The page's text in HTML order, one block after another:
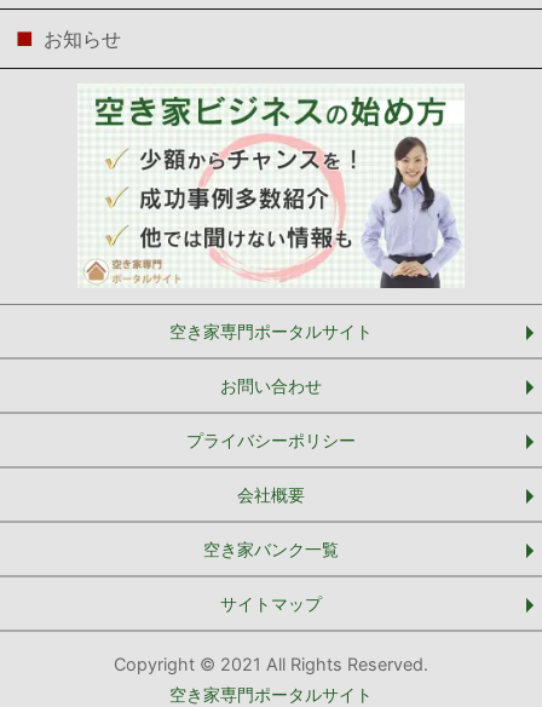
お知らせ
空き家専門ポータルサイト
お問い合わせ
プライバシーポリシー
会社概要
空き家バンク一覧
サイトマップ
Copyright © 2021 All Rights Reserved.
空き家専門ポータルサイト